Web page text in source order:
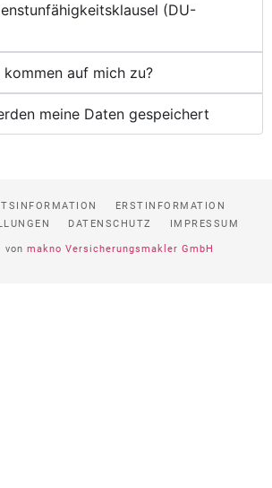
(DU-
kommen auf mich zu?
meine Daten gespeichert
ERSTINFORMATION
DATENSCHUTZ IMPRESSUM
von makno Versicherungsmakler GmbH